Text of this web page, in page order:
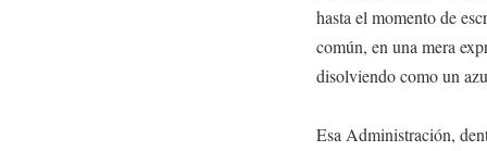
hasta el momento de
común, en una mera
disolviendo como un
Esa Administración,